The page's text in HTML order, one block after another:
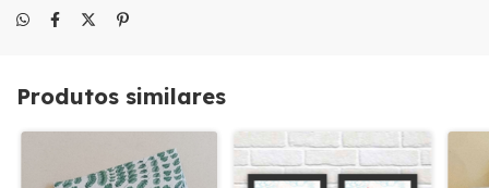
Produtos similares